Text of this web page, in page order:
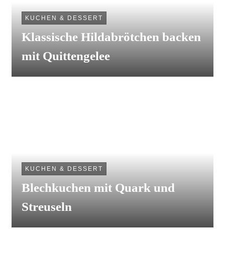
KUCHEN & DESSERT
Klassische Hildabrötchen backen
mit Quittengelee
KUCHEN & DESSERT
Blechkuchen mit Quark und
Streuseln